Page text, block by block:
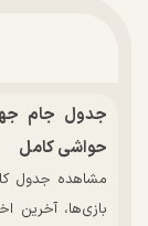
حواشی کامل
بازی‌ها، آخرین